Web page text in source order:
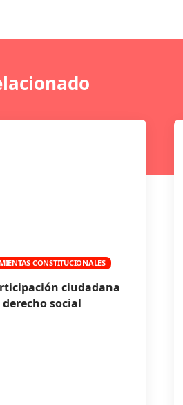
CONSTITUCIONALES
ciudadana
social